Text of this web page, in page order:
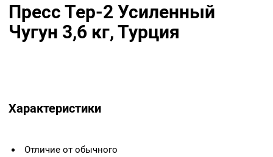
Пресс Тер-2 Усиленный
Чугун 3,6 кг, Турция
Характеристики
Отличие от обычного